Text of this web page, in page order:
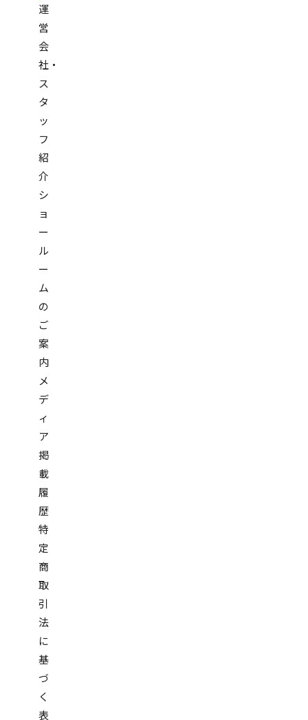
運
営
会
社・
ス
タ
ッ
フ
紹
介
シ
ョ
ー
ル
ー
ム
の
ご
案
内
メ
デ
ィ
ア
掲
載
履
歴
特
定
商
取
引
法
に
基
づ
く
表